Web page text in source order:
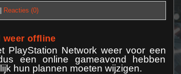
Reacties (0)
weer offline
PlayStation Network weer voor een
een online gameavond hebben
hun plannen moeten wijzigen.